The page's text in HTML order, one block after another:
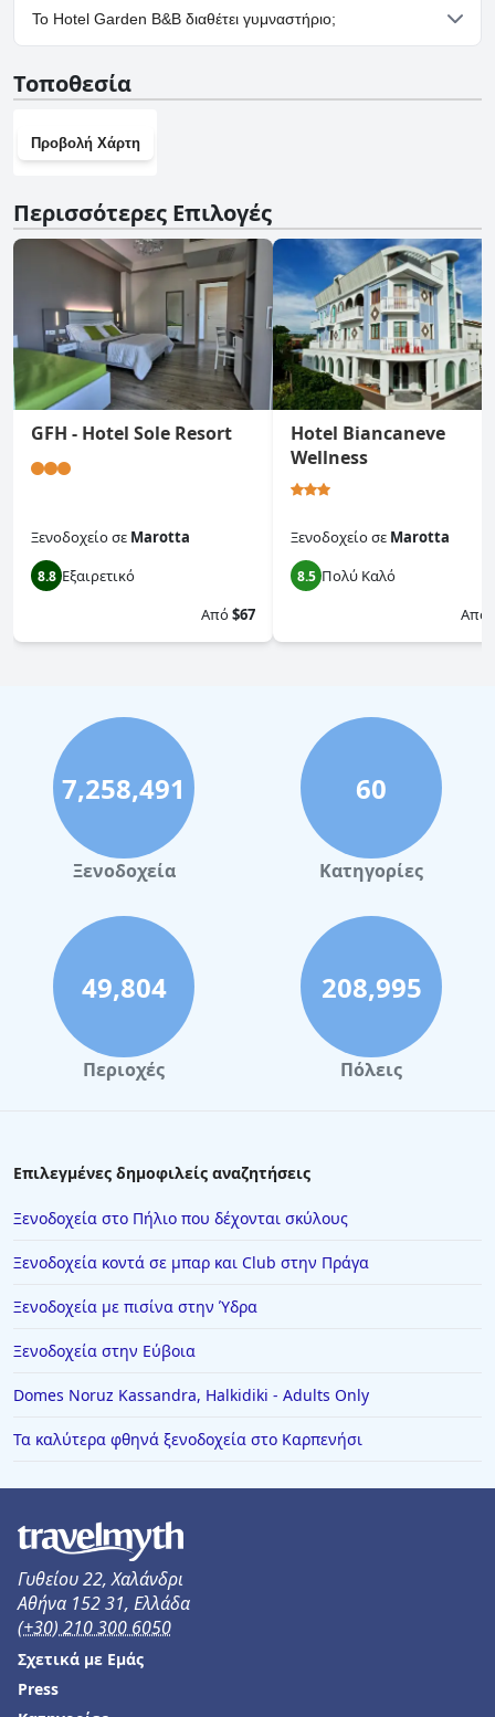
Ναι, υπάρχουν εγκαταστάσεις πάρκινγκ στο Hotel Garden B&B.
Το Hotel Garden B&B διαθέτει γυμναστήριο;
Τοποθεσία
Προβολή Χάρτη
Περισσότερες Επιλογές
GFH - Hotel Sole Resort
Ξενοδοχείοσε Marotta
8.8 Εξαιρετικό
Από$67
Hotel Biancaneve
Wellness
Ξενοδοχείοσε Marotta
8.5 Πολύ Καλό
Από
7,258,491
Ξενοδοχεία
60
Κατηγορίες
49,804
Περιοχές
208,995
Πόλεις
Επιλεγμένες δημοφιλείς αναζητήσεις
Ξενοδοχεία στο Πήλιο που δέχονται σκύλους
Ξενοδοχεία κοντά σε μπαρ και Club στην Πράγα
Ξενοδοχεία με πισίνα στην Ύδρα
Ξενοδοχεία στην Εύβοια
Domes Noruz Kassandra, Halkidiki - Adults Only
Τα καλύτερα φθηνά ξενοδοχεία στο Καρπενήσι
Γυθείου 22, Χαλάνδρι
Αθήνα 152 31, Ελλάδα
(+30) 210 300 6050
Σχετικά με Εμάς
Press